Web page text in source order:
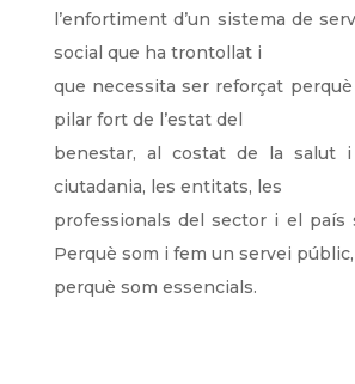
l’enfortiment d’un sistema de
social que ha trontollat i
que necessita ser reforçat
pilar fort de l’estat del
benestar, al costat de la salut i
ciutadania, les entitats, les
professionals del sector i el país
Perquè som i fem un servei públic,
perquè som essencials.